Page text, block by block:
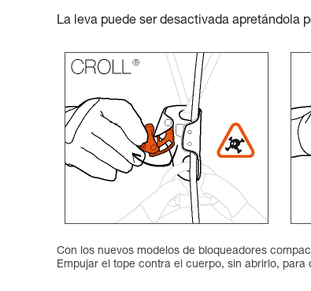
La leva puede ser desactivada apretándola
Con los nuevos modelos de bloqueadores
Empujar el tope contra el cuerpo, sin abrirlo, para